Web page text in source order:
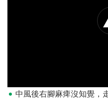
中風後右腳麻痺沒知覺，